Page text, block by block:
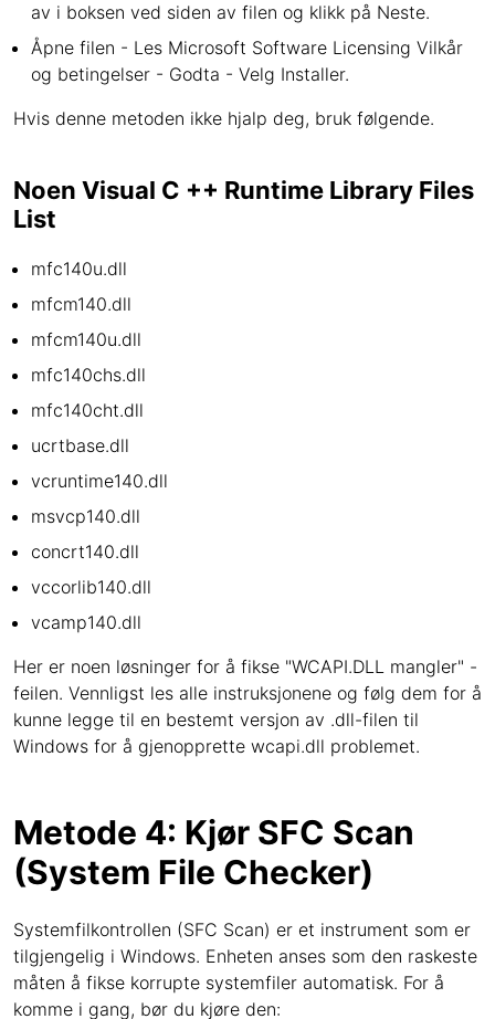
av i boksen ved siden av filen og klikk på Neste.
Åpne filen - Les Microsoft Software Licensing Vilkår
og betingelser - Godta - Velg Installer.
Hvis denne metoden ikke hjalp deg, bruk følgende.
Noen Visual C ++ Runtime Library Files
List
mfc140u.dll
mfcm140.dll
mfcm140u.dll
mfc140chs.dll
mfc140cht.dll
ucrtbase.dll
vcruntime140.dll
msvcp140.dll
concrt140.dll
vccorlib140.dll
vcamp140.dll
Her er noen løsninger for å fikse "WCAPI.DLL mangler" -
feilen. Vennligst les alle instruksjonene og følg dem for å
kunne legge til en bestemt versjon av .dll-filen til
Windows for å gjenopprette wcapi.dll problemet.
Metode 4: Kjør SFC Scan
(System File Checker)
Systemfilkontrollen (SFC Scan) er et instrument som er
tilgjengelig i Windows. Enheten anses som den raskeste
måten å fikse korrupte systemfiler automatisk. For å
komme i gang, bør du kjøre den: